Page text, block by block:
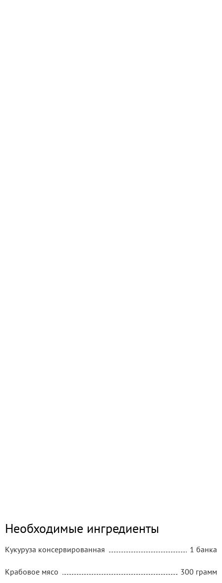
Необходимые ингредиенты
Кукуруза консервированная 1 банка
Крабовое мясо 300 грамм